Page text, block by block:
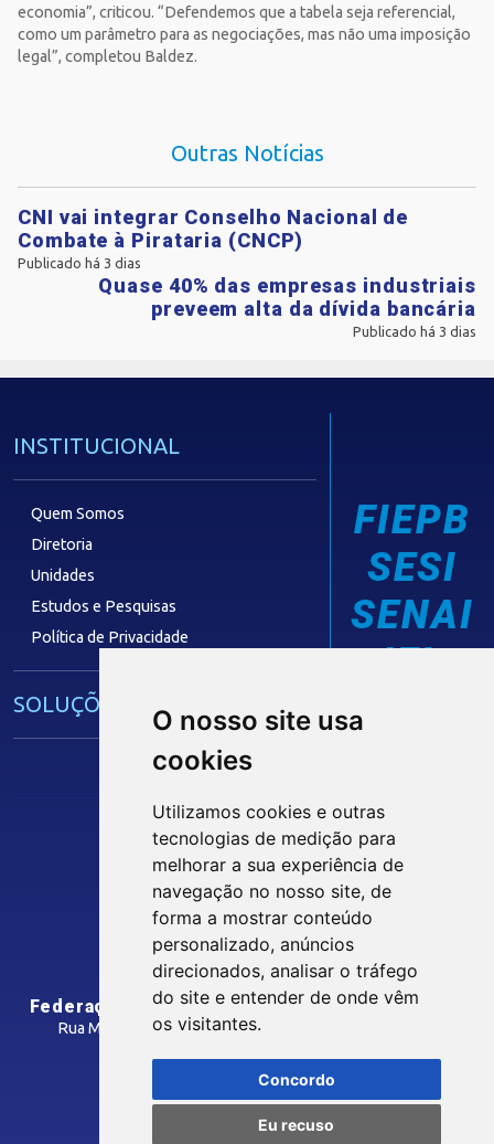
O nosso site usa
cookies
Utilizamos cookies e outras
tecnologias de medição para
melhorar a sua experiência de
navegação no nosso site, de
forma a mostrar conteúdo
personalizado, anúncios
direcionados, analisar o tráfego
do site e entender de onde vêm
os visitantes.
Concordo
Eu recuso
economia”, criticou. “Defendemos que a tabela seja referencial,
como um parâmetro para as negociações, mas não uma imposição
legal”, completou Baldez.
Outras Notícias
CNI vai integrar Conselho Nacional de
Combate à Pirataria (CNCP)
Publicado há 3 dias
Quase 40% das empresas industriais
preveem alta da dívida bancária
Publicado há 3 dias
INSTITUCIONAL
Quem Somos
Diretoria
Unidades
Estudos e Pesquisas
Política de Privacidade
SOLUÇÕES E SERVIÇOS
Núcleo de Acesso ao Crédito
Centro Internacional de Negócios -
CONTRIBUIÇÃO SINDICAL
SINDICATOS FILIADOS
FIEPB
SESI
SENAI
IEL
Siga nossas Redes Sociais
INTRANET
Federação das Indústrias do Estado da Paraíba
Rua Manoel Gonçalves Guimarães, 195 - José Pinheiro
Como Chegar